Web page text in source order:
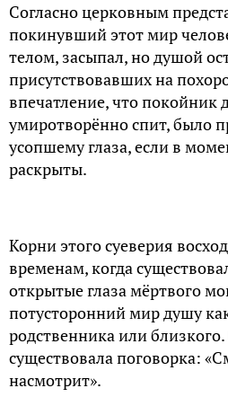
Согласно церковным
покинувший этот мир
телом, засыпал, но душой
присутствовавших на
впечатление, что покойник
умиротворённо спит, было
усопшему глаза, если в
раскрыты.
Корни этого суеверия
временам, когда
открытые глаза мёртвого
потусторонний мир душу
родственника или
существовала поговорка:
насмотрит».